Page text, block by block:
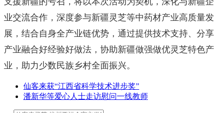
业交流合作，深度参与新疆灵芝等中药材产业高质量发
展，结合自身全产业链优势，通过提供技术支持、分享
产业融合好经验好做法，协助新疆做强做优灵芝特色产
业，助力少数民族乡村全面振兴。
仙客来获“江西省科学技术进步奖”
潘新华等爱心人士走访慰问一线教师